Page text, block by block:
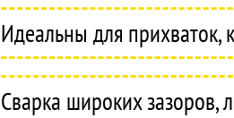
Идеальны для прихваток,
Сварка широких зазоров,